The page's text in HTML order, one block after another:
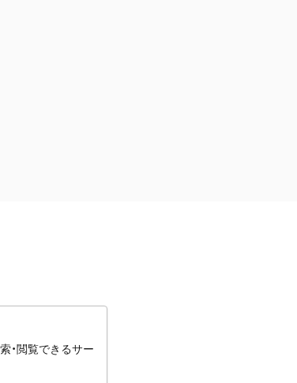
・閲覧できるサー